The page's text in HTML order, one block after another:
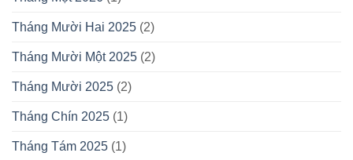
Tháng Mười Hai 2025 (2)
Tháng Mười Một 2025 (2)
Tháng Mười 2025 (2)
Tháng Chín 2025 (1)
Tháng Tám 2025 (1)